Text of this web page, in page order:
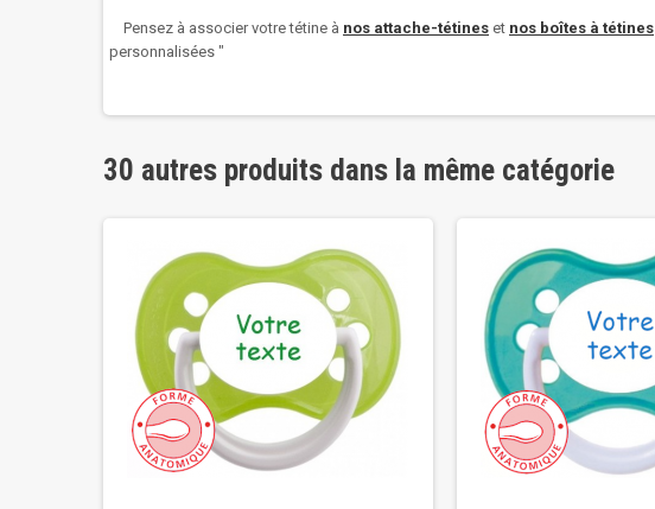
Pensez à associer votre tétine à nos attache-tétines et nos boîtes à tétines
personnalisées "
30 autres produits dans la même catégorie